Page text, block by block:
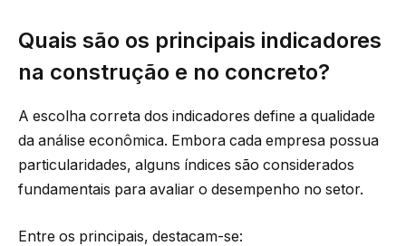
Quais são os principais indicadores
na construção e no concreto?
A escolha correta dos indicadores define a qualidade
da análise econômica. Embora cada empresa possua
particularidades, alguns índices são considerados
fundamentais para avaliar o desempenho no setor.
Entre os principais, destacam-se: